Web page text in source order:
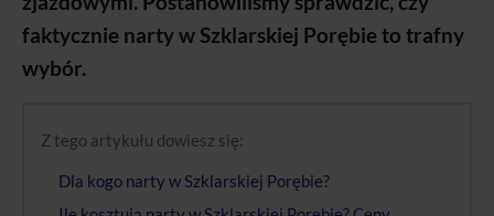
faktycznie narty w Szklarskiej Porębie to trafny
wybór.
Z tego artykułu dowiesz się:
Dla kogo narty w Szklarskiej Porębie?